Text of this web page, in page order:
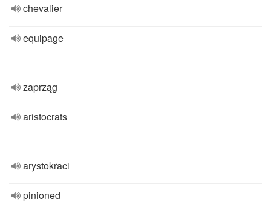
chevalier
equipage
zaprząg
aristocrats
arystokraci
pinioned